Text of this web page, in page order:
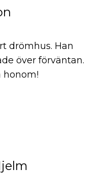
drömhus. Han
över förväntan.
honom!